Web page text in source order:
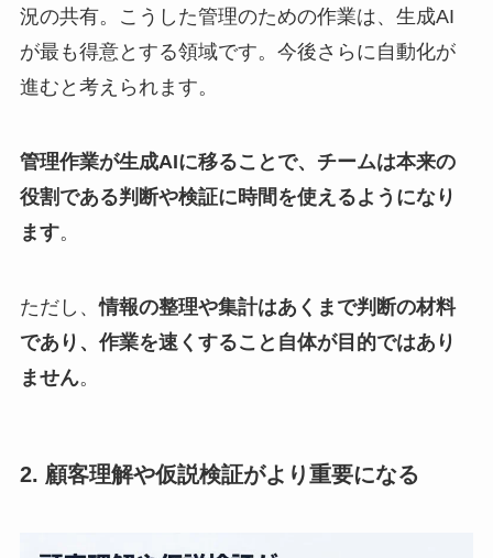
況の共有。こうした管理のための作業は、生成AI
が最も得意とする領域です。今後さらに自動化が
進むと考えられます。
管理作業が生成AIに移ることで、チームは本来の
役割である判断や検証に時間を使えるようになり
ます。
ただし、情報の整理や集計はあくまで判断の材料
であり、作業を速くすること自体が目的ではあり
ません。
2. 顧客理解や仮説検証がより重要になる